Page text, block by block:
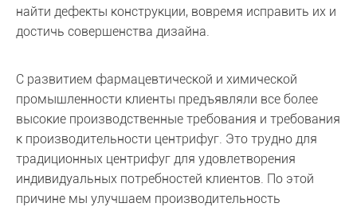
найти дефекты конструкции, вовремя исправить их и
достичь совершенства дизайна.
С развитием фармацевтической и химической
промышленности клиенты предъявляли все более
высокие производственные требования и требования
к производительности центрифуг. Это трудно для
традиционных центрифуг для удовлетворения
индивидуальных потребностей клиентов. По этой
причине мы улучшаем производительность